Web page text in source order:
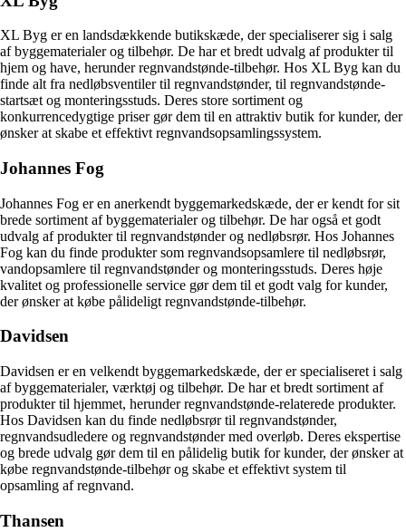
XL Byg er en landsdækkende butikskæde, der specialiserer sig i salg
af byggematerialer og tilbehør. De har et bredt udvalg af produkter til
hjem og have, herunder regnvandstønde-tilbehør. Hos XL Byg kan du
finde alt fra nedløbsventiler til regnvandstønder, til regnvandstønde-
startsæt og monteringsstuds. Deres store sortiment og
konkurrencedygtige priser gør dem til en attraktiv butik for kunder, der
ønsker at skabe et effektivt regnvandsopsamlingssystem.
Johannes Fog
Johannes Fog er en anerkendt byggemarkedskæde, der er kendt for sit
brede sortiment af byggematerialer og tilbehør. De har også et godt
udvalg af produkter til regnvandstønder og nedløbsrør. Hos Johannes
Fog kan du finde produkter som regnvandsopsamlere til nedløbsrør,
vandopsamlere til regnvandstønder og monteringsstuds. Deres høje
kvalitet og professionelle service gør dem til et godt valg for kunder,
der ønsker at købe pålideligt regnvandstønde-tilbehør.
Davidsen
Davidsen er en velkendt byggemarkedskæde, der er specialiseret i salg
af byggematerialer, værktøj og tilbehør. De har et bredt sortiment af
produkter til hjemmet, herunder regnvandstønde-relaterede produkter.
Hos Davidsen kan du finde nedløbsrør til regnvandstønder,
regnvandsudledere og regnvandstønder med overløb. Deres ekspertise
og brede udvalg gør dem til en pålidelig butik for kunder, der ønsker at
købe regnvandstønde-tilbehør og skabe et effektivt system til
opsamling af regnvand.
Thansen